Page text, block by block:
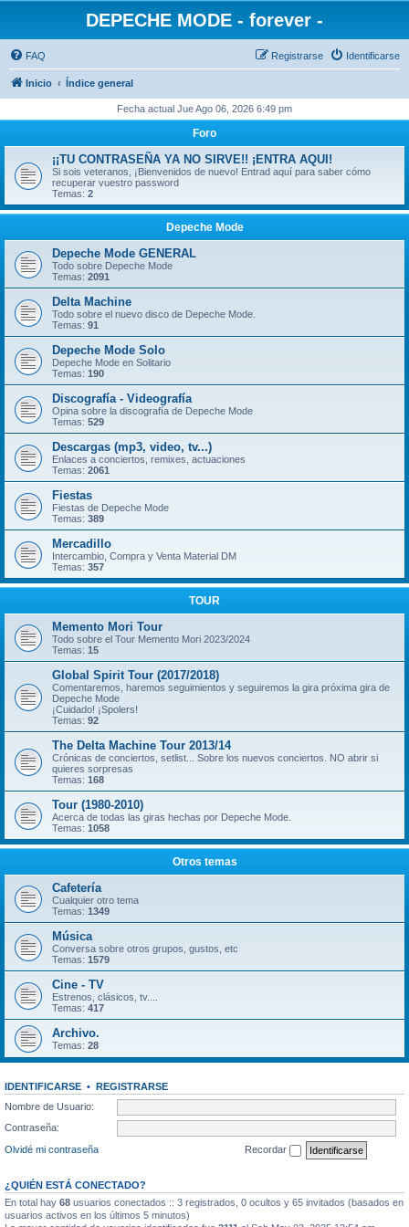
DEPECHE MODE - forever -
FAQ Identificarse
Registrarse
Inicio Índice general
Fecha actual Jue Ago 06, 2026 6:49 pm
Foro
¡¡TU CONTRASEÑA YA NO SIRVE!! ¡ENTRA AQUI!
Si sois veteranos, ¡Bienvenidos de nuevo! Entrad aquí para saber cómo
recuperar vuestro password
Temas: 2
Depeche Mode
Depeche Mode GENERAL
Todo sobre Depeche Mode
Temas: 2091
Delta Machine
Todo sobre el nuevo disco de Depeche Mode.
Temas: 91
Depeche Mode Solo
Depeche Mode en Solitario
Temas: 190
Discografía - Videografía
Opina sobre la discografía de Depeche Mode
Temas: 529
Descargas (mp3, video, tv...)
Enlaces a conciertos, remixes, actuaciones
Temas: 2061
Fiestas
Fiestas de Depeche Mode
Temas: 389
Mercadillo
Intercambio, Compra y Venta Material DM
Temas: 357
TOUR
Memento Mori Tour
Todo sobre el Tour Memento Mori 2023/2024
Temas: 15
Global Spirit Tour (2017/2018)
Comentaremos, haremos seguimientos y seguiremos la gira próxima gira de
Depeche Mode
¡Cuidado! ¡Spolers!
Temas: 92
The Delta Machine Tour 2013/14
Crónicas de conciertos, setlist... Sobre los nuevos conciertos. NO abrir si
quieres sorpresas
Temas: 168
Tour (1980-2010)
Acerca de todas las giras hechas por Depeche Mode.
Temas: 1058
Otros temas
Cafetería
Cualquier otro tema
Temas: 1349
Música
Conversa sobre otros grupos, gustos, etc
Temas: 1579
Cine - TV
Estrenos, clásicos, tv....
Temas: 417
Archivo.
Temas: 28
IDENTIFICARSE • REGISTRARSE
Nombre de Usuario:
Contraseña:
Olvidé mi contraseña
Recordar
¿QUIÉN ESTÁ CONECTADO?
En total hay 68 usuarios conectados :: 3 registrados, 0 ocultos y 65 invitados (basados en
usuarios activos en los últimos 5 minutos)